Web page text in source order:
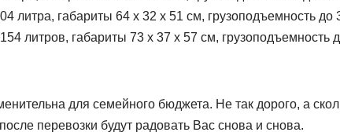
литра, габариты 64 х 32 х 51 см, грузоподъемность до
литров, габариты 73 х 37 х 57 см, грузоподъемность
для семейного бюджета. Не так дорого, а
перевозки будут радовать Вас снова и снова.